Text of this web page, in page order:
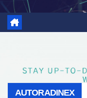
AUTORADINEX